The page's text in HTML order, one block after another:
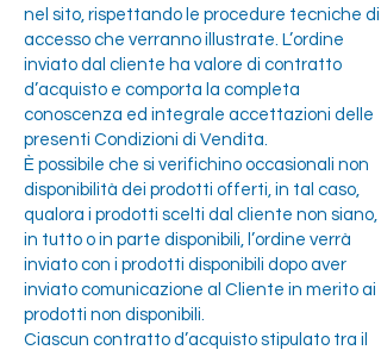
nel sito, rispettando le procedure tecniche di
accesso che verranno illustrate. L’ordine
inviato dal cliente ha valore di contratto
d’acquisto e comporta la completa
conoscenza ed integrale accettazioni delle
presenti Condizioni di Vendita.
È possibile che si verifichino occasionali non
disponibilità dei prodotti offerti, in tal caso,
qualora i prodotti scelti dal cliente non siano,
in tutto o in parte disponibili, l’ordine verrà
inviato con i prodotti disponibili dopo aver
inviato comunicazione al Cliente in merito ai
prodotti non disponibili.
Ciascun contratto d’acquisto stipulato tra il